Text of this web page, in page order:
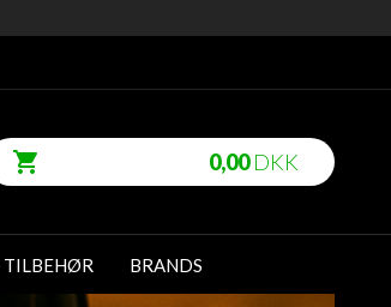
0,00DKK
TILBEHØR BRANDS